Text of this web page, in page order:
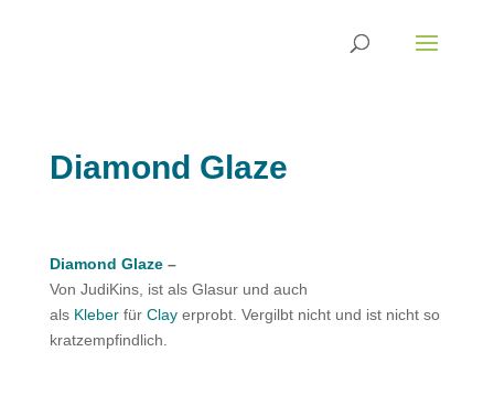
Diamond Glaze
Diamond Glaze–
Von JudiKins, ist als Glasur und auch
als Kleberfür Clayerprobt. Vergilbt nicht und ist nicht so
kratzempfindlich.